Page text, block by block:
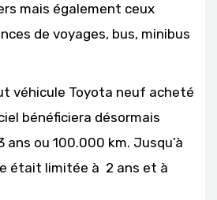
mais également ceux
de voyages, bus, minibus
véhicule Toyota neuf acheté
bénéficiera désormais
ans ou 100.000 km. Jusqu’à
était limitée à 2 ans et à